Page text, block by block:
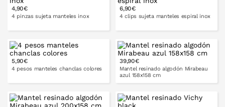
PONLO EN LA CESTA PONLO EN LA CESTA
4,90€
4 pinzas sujeta manteles inox
PONLO EN LA CESTA
6,90€
4 clips sujeta manteles espiral inox
PONLO EN LA CESTA
5,90€
4 pesos manteles chanclas colores
39,90€
Mantel resinado algodón Mirabeau
azul 158x158 cm